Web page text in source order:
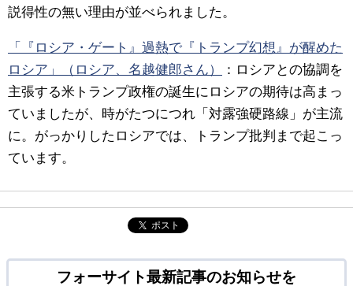
説得性の無い理由が並べられました。
「『ロシア・ゲート』過熱で『トランプ幻想』が醒めた
ロシア」（ロシア、名越健郎さん）
：ロシアとの協調を
主張する米トランプ政権の誕生にロシアの期待は高まっ
ていましたが、時がたつにつれ「対露強硬路線」が主流
に。がっかりしたロシアでは、トランプ批判まで起こっ
ています。
ポスト
フォーサイト最新記事のお知らせを